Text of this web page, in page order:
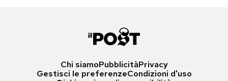
Chi siamoPubblicitàPrivacy
Gestisci le preferenzeCondizioni d'uso